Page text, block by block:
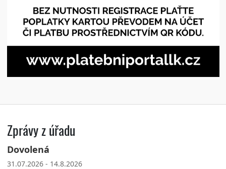
Zprávy z úřadu
Dovolená
31.07.2026 - 14.8.2026